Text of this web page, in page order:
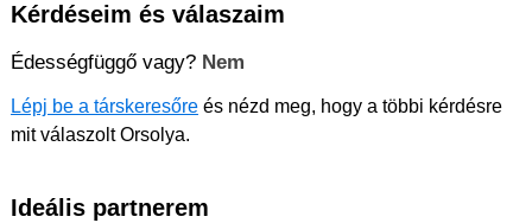
Kérdéseim és válaszaim
Édességfüggő vagy? Nem
Lépj be a társkeresőre és nézd meg, hogy a többi kérdésre
mit válaszolt Orsolya.
Ideális partnerem